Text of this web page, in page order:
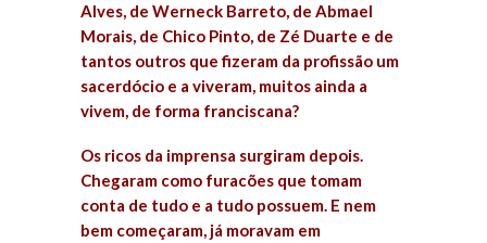
Alves, de Werneck Barreto, de Abmael
Morais, de Chico Pinto, de Zé Duarte e de
tantos outros que fizeram da profissão um
sacerdócio e a viveram, muitos ainda a
vivem, de forma franciscana?
Os ricos da imprensa surgiram depois.
Chegaram como furacões que tomam
conta de tudo e a tudo possuem. E nem
bem começaram, já moravam em